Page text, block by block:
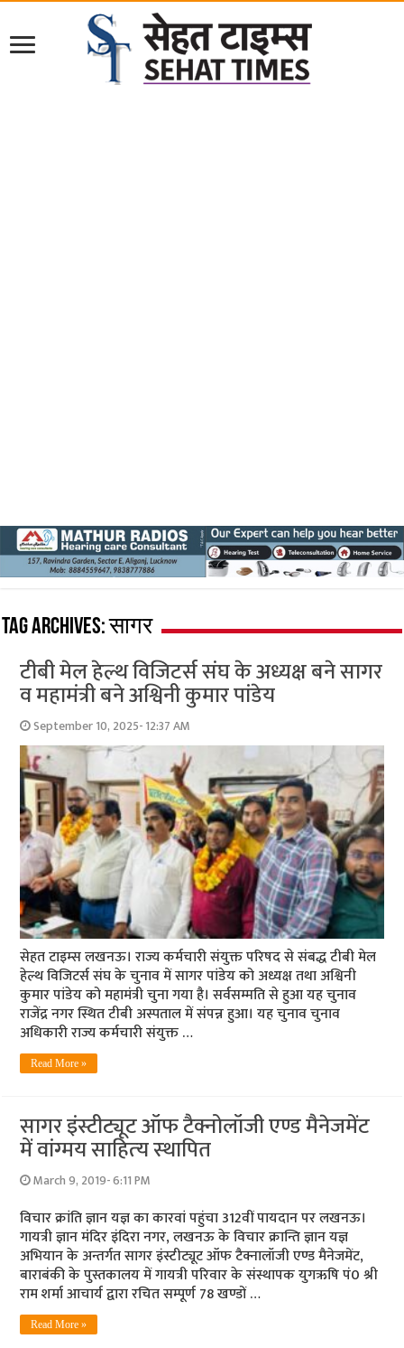
Tag Archives:सागर
टीबी मेल हेल्थ विजिटर्स संघ के अध्यक्ष बने सागर
व महामंत्री बने अश्विनी कुमार पांडेय
September 10, 2025- 12:37 AM
सेहत टाइम्स लखनऊ। राज्य कर्मचारी संयुक्त परिषद से संबद्ध टीबी मेल
हेल्थ विजिटर्स संघ के चुनाव में सागर पांडेय को अध्यक्ष तथा अश्विनी
कुमार पांडेय को महामंत्री चुना गया है। सर्वसम्मति से हुआ यह चुनाव
राजेंद्र नगर स्थित टीबी अस्पताल में संपन्न हुआ। यह चुनाव चुनाव
अधिकारी राज्य कर्मचारी संयुक्त …
Read More »
सागर इंस्टीट्यूट ऑफ टैक्नोलॉजी एण्ड मैनेजमेंट
में वांग्‍मय साहित्‍य स्‍थापित
March 9, 2019- 6:11 PM
विचार क्रांति ज्ञान यज्ञ का कारवां पहुंचा 312वीं पायदान पर लखनऊ।
गायत्री ज्ञान मंदिर इंदिरा नगर, लखनऊ के विचार क्रान्ति ज्ञान यज्ञ
अभियान के अन्तर्गत सागर इंस्टीट्यूट ऑफ टैक्नालॉजी एण्ड मैनेजमेंट,
बाराबंकी के पुस्तकालय में गायत्री परिवार के संस्थापक युगऋषि पं0 श्री
राम शर्मा आचार्य द्वारा रचित सम्पूर्ण 78 खण्डों …
Read More »